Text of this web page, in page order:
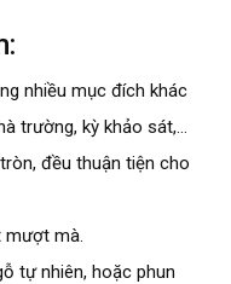
nhiều mục đích khác
trường, kỳ khảo sát,…
đều thuận tiện cho
mượt mà.
tự nhiên, hoặc phun